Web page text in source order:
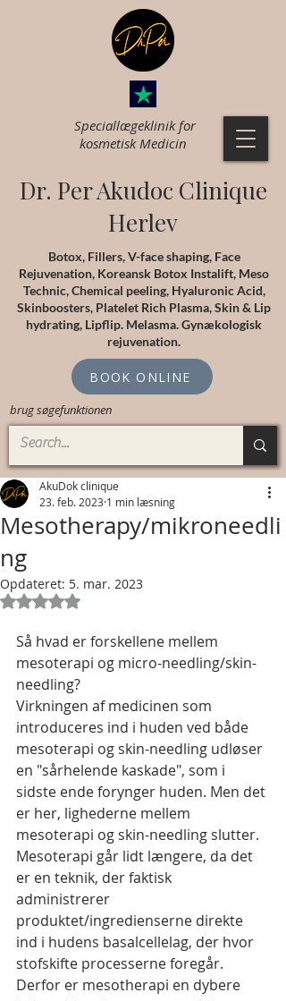
Speciallægeklinik for
kosmetisk Medicin
Dr. Per Akudoc Clinique
Herlev
Botox, Fillers, V-face shaping, Face
Rejuvenation, Koreansk Botox Instalift, Meso
Technic, Chemical peeling, Hyaluronic Acid,
Skinboosters, Platelet Rich Plasma, Skin & Lip
hydrating, Lipflip. Melasma. Gynækologisk
rejuvenation.
brug søgefunktionen
BOOK ONLINE
Mesotherapy/mikroneedli
ng
AkuDok clinique
23. feb. 2023 1 min læsning
Opdateret: 5. mar. 2023
Bedømt til NaN ud af 5 stjerner.
Så hvad er forskellene mellem
mesoterapi og micro-needling/skin-
needling?
Virkningen af medicinen som
introduceres ind i huden ved både
mesoterapi og skin-needling udløser
en "sårhelende kaskade", som i
sidste ende forynger huden. Men det
er her, lighederne mellem
mesoterapi og skin-needling slutter.
Mesoterapi går lidt længere, da det
er en teknik, der faktisk
administrerer
produktet/ingredienserne direkte
ind i hudens basalcellelag, der hvor
stofskifte processerne foregår.
Derfor er mesotherapi en dybere